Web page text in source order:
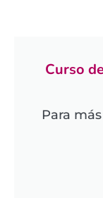
Curso
Para